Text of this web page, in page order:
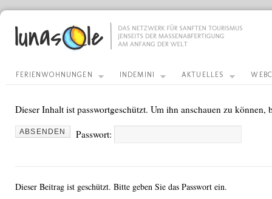
FERIENWOHNUNGEN INDEMINI AKTUELLES
Dieser Inhalt ist passwortgeschützt. Um ihn anschauen zu können,
Passwort:
Dieser Beitrag ist geschützt. Bitte geben Sie das Passwort ein.